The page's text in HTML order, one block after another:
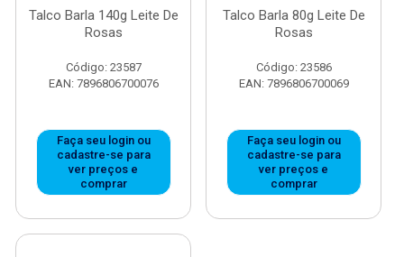
Talco Barla 140g Leite De
Rosas
Código: 23587
EAN: 7896806700076
Faça seu login ou
cadastre-se para
ver preços e
comprar
Talco Barla 80g Leite De
Rosas
Código: 23586
EAN: 7896806700069
Faça seu login ou
cadastre-se para
ver preços e
comprar